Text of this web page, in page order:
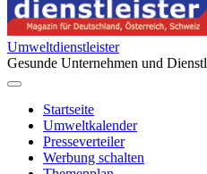
Umweltdienstleister
Gesunde Unternehmen und
Startseite
Umweltkalender
Presseverteiler
Werbung schalten